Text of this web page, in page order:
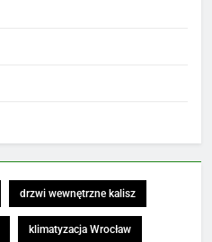
drzwi wewnętrzne kalisz
klimatyzacja Wrocław